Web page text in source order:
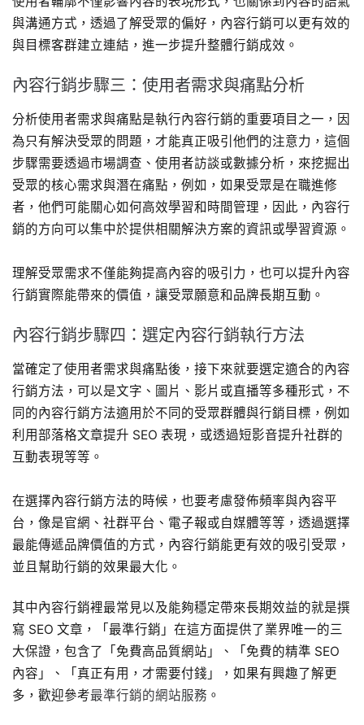
與溝通方式，透過了解受眾的偏好，內容行銷可以更有效的
與目標客群建立連結，進一步提升整體行銷成效。
內容行銷步驟三：使用者需求與痛點分析
分析使用者需求與痛點是執行內容行銷的重要項目之一，因
為只有解決受眾的問題，才能真正吸引他們的注意力，這個
步驟需要透過市場調查、使用者訪談或數據分析，來挖掘出
受眾的核心需求與潛在痛點，例如，如果受眾是在職進修
者，他們可能關心如何高效學習和時間管理，因此，內容行
銷的方向可以集中於提供相關解決方案的資訊或學習資源。
理解受眾需求不僅能夠提高內容的吸引力，也可以提升內容
行銷實際能帶來的價值，讓受眾願意和品牌長期互動。
內容行銷步驟四：選定內容行銷執行方法
當確定了使用者需求與痛點後，接下來就要選定適合的內容
行銷方法，可以是文字、圖片、影片或直播等多種形式，不
同的內容行銷方法適用於不同的受眾群體與行銷目標，例如
利用部落格文章提升 SEO 表現，或透過短影音提升社群的
互動表現等等。
在選擇內容行銷方法的時候，也要考慮發佈頻率與內容平
台，像是官網、社群平台、電子報或自媒體等等，透過選擇
最能傳遞品牌價值的方式，內容行銷能更有效的吸引受眾，
並且幫助行銷的效果最大化。
其中內容行銷裡最常見以及能夠穩定帶來長期效益的就是撰
寫 SEO 文章，「最準行銷」在這方面提供了業界唯一的三
大保證，包含了「免費高品質網站」、「免費的精準 SEO
內容」、「真正有用，才需要付錢」，如果有興趣了解更
多，歡迎參考最準行銷的網站服務 。